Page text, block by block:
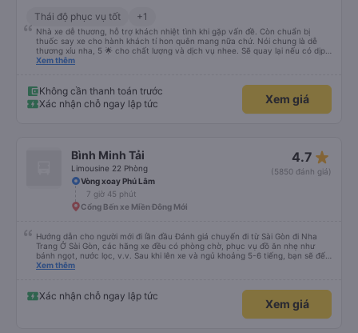
Thái độ phục vụ tốt +1
Nhà xe dễ thương, hỗ trợ khách nhiệt tình khi gặp vấn đề. Còn chuẩn bị
thuốc say xe cho hành khách tí hon quên mang nữa chứ. Nói chung là dễ
thương xỉu nha, 5 🌟 cho chất lượng và dịch vụ nhee. Sẽ quay lại nếu có dịp
cần 💕
Xem thêm
Không cần thanh toán trước
Xác nhận chỗ ngay lập tức
Xem giá
Bình Minh Tải
Limousine 22 Phòng
4.7 star_rate
(5850 đánh giá)
Vòng xoay Phú Lâm
7 giờ 45 phút
Cổng Bến xe Miền Đông Mới
Hướng dẫn cho người mới đi lần đầu Đánh giá chuyến đi từ Sài Gòn đi Nha
Trang Ở Sài Gòn, các hãng xe đều có phòng chờ, phục vụ đồ ăn nhẹ như
bánh ngọt, nước lọc, v.v. Sau khi lên xe và ngủ khoảng 5-6 tiếng, bạn sẽ đến
Nha Trang. Ở Nha Trang, các hãng xe có dịch vụ đưa đón miễn phí, tuy
(nên dùng Google Translate và đưa cho họ đọc) để được hỗ trợ tìm xe đưa
đón. Bạn không nên tin những người mặc áo Grab mời bạn đi xe bên ngoài.
Nói về chất lượng xe thì tuyệt vời, xe được làm theo kiểu cabin với thiết kế
Xem thêm
Xác nhận chỗ ngay lập tức
Xem giá